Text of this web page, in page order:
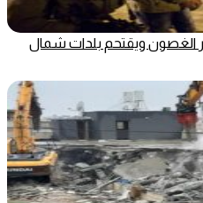
الغصون ويقتحم بلدات شمال